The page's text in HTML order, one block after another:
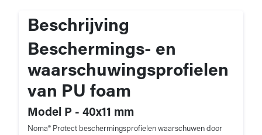
Beschrijving
Beschermings- en
waarschuwingsprofielen
van PU foam
Model P - 40x11 mm
Noma® Protect beschermingsprofielen waarschuwen door